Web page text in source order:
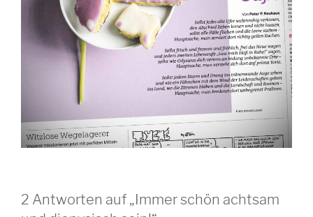
2 Antworten auf „Immer schön achtsam